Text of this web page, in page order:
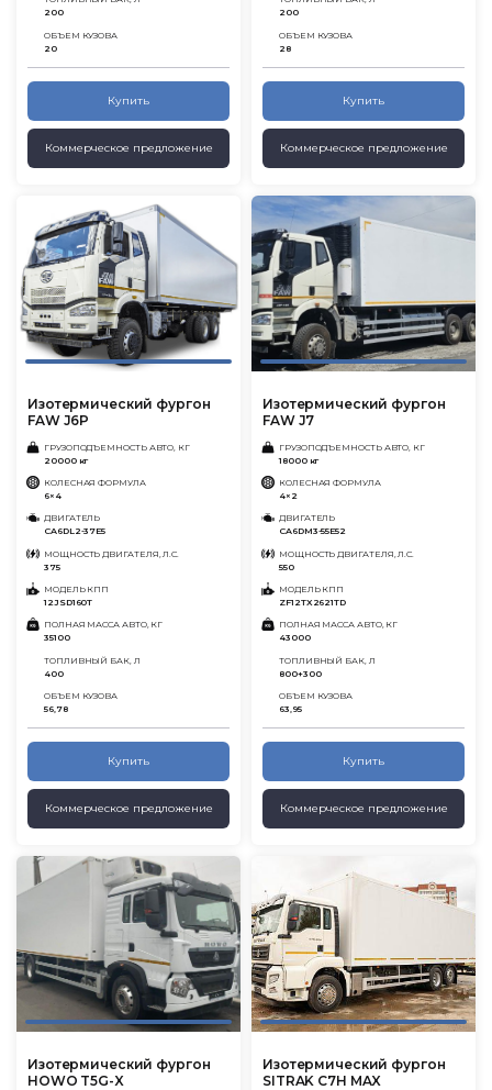
200
ОБЪЕМ КУЗОВА
20
Купить
Коммерческое предложение
200
ОБЪЕМ КУЗОВА
28
Купить
Коммерческое предложение
Изотермический фургон
FAW J6P
ГРУЗОПОДЪЕМНОСТЬ АВТО, КГ
20000 кг
КОЛЕСНАЯ ФОРМУЛА
6×4
ДВИГАТЕЛЬ
CA6DL2-37E5
МОЩНОСТЬ ДВИГАТЕЛЯ, Л.С.
375
МОДЕЛЬ КПП
12JSD160T
ПОЛНАЯ МАССА АВТО, КГ
35100
ТОПЛИВНЫЙ БАК, Л
400
ОБЪЕМ КУЗОВА
56,78
Купить
Коммерческое предложение
Изотермический фургон
FAW J7
ГРУЗОПОДЪЕМНОСТЬ АВТО, КГ
18000 кг
КОЛЕСНАЯ ФОРМУЛА
4×2
ДВИГАТЕЛЬ
CA6DM3-55E52
МОЩНОСТЬ ДВИГАТЕЛЯ, Л.С.
550
МОДЕЛЬ КПП
ZF12TX2621TD
ПОЛНАЯ МАССА АВТО, КГ
43000
ТОПЛИВНЫЙ БАК, Л
800+300
ОБЪЕМ КУЗОВА
63,95
Купить
Коммерческое предложение
Изотермический фургон
HOWO T5G-X
Изотермический фургон
SITRAK C7H MAX